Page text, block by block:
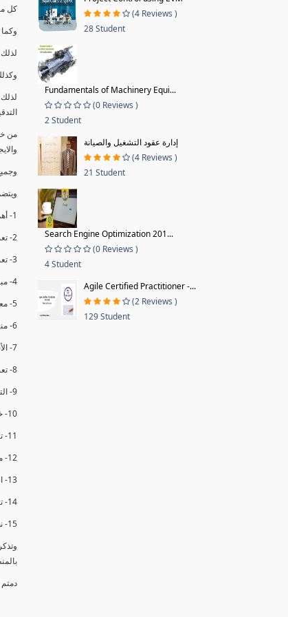
كل
من
1- أهمية التدقيق الداخلي وتعريفه.
2- تعريف التدقيق وأنواعه الرئيسية.
3- تعريفات ومفاهيم عن التدقيق الداخلي.
4- مبادئ التدقيق.
5- معيار الايزو 19011:2018.
6- منهج العملية في التدقيق الداخلي.
7- الأساسيات المتعلقة بعملية التدقيق الداخلي.
8- تعريف عدم المطابقة والملاحظات.
9- الترتيب والتنظيم للتدقيق الداخلي.
10- خطوات عملية التدقيق الداخلي.
11- تنفيذ عملية التدقيق الداخلي والاجتماع الافتتاحي.
12- مراجعة السجلات والوثائق.
13- المقابلات مع الموظفين ومراقبة الانشطة والمرافق.
14- تسجيلات الأدلة أثناء التدقيق.
15- نصائح هامة لتدقيق ناجح.
(4 Reviews )
28 Student
Fundamentals of Machinery Equi...
(0 Reviews )
2 Student
إدارة عقود التشغيل والصيانة
(4 Reviews )
21 Student
Search Engine Optimization 201...
(0 Reviews )
4 Student
Agile Certified Practitioner -...
(2 Reviews )
129 Student